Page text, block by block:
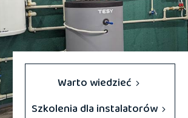
Warto wiedzieć
Szkolenia dla instalatorów